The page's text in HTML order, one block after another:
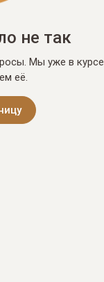
не так
Мы уже в курсе
её.